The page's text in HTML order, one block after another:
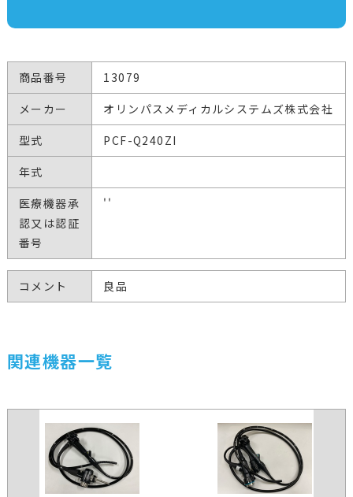
商品番号
13079
メーカー
オリンパスメディカルシステムズ株式会社
型式
PCF-Q240ZI
年式
医療機器承
認又は認証
番号
''
コメント 良品
関連機器一覧